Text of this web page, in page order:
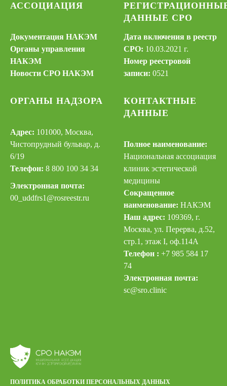
АССОЦИАЦИЯ
Документация НАКЭМ
Органы управления
НАКЭМ
Новости СРО НАКЭМ
ДАННЫЕ СРО
Дата включения в реестр
СРО: 10.03.2021 г.
Номер реестровой
записи: 0521
ОРГАНЫ НАДЗОРА
Адрес: 101000, Москва,
Чистопрудный бульвар, д.
6/19
Телефон: 8 800 100 34 34
Электронная почта:
00_uddfrs1@rosreestr.ru
КОНТАКТНЫЕ
ДАННЫЕ
Полное наименование:
Национальная ассоциация
клиник эстетической
медицины
Сокращенное
наименование: НАКЭМ
Наш адрес: 109369, г.
Москва, ул. Перерва, д.52,
стр.1, этаж I, оф.114А
Телефон : +7 985 584 17
74
Электронная почта:
sc@sro.clinic
ПОЛИТИКА ОБРАБОТКИ ПЕРСОНАЛЬНЫХ ДАННЫХ